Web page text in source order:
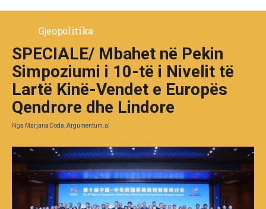
Gjeopolitika
SPECIALE/ Mbahet në Pekin
Simpoziumi i 10-të i Nivelit të
Lartë Kinë-Vendet e Europës
Qendrore dhe Lindore
Nga Marjana Doda, Argumentum.al